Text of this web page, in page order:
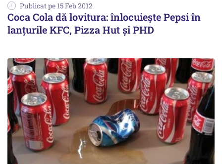
Publicat pe 15 Feb 2012
Coca Cola dă lovitura: înlocuiește Pepsi în
lanțurile KFC, Pizza Hut și PHD